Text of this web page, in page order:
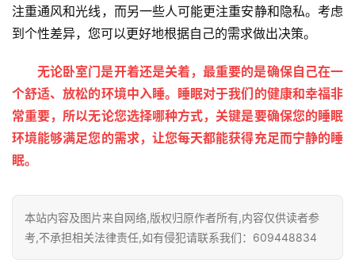
注重通风和光线，而另一些人可能更注重安静和隐私。考虑
到个性差异，您可以更好地根据自己的需求做出决策。
无论卧室门是开着还是关着，最重要的是确保自己在一
个舒适、放松的环境中入睡。睡眠对于我们的健康和幸福非
常重要，所以无论您选择哪种方式，关键是要确保您的睡眠
环境能够满足您的需求，让您每天都能获得充足而宁静的睡
眠。
本站内容及图片来自网络,版权归原作者所有,内容仅供读者参
考,不承担相关法律责任,如有侵犯请联系我们：609448834